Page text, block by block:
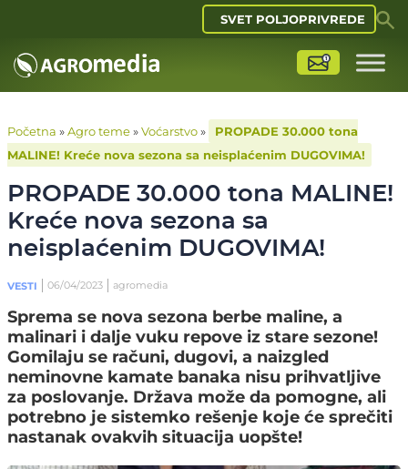
SVET POLJOPRIVREDE
Početna »Agro teme»Voćarstvo»
PROPADE 30.000 tona
MALINE! Kreće nova sezona sa neisplaćenim DUGOVIMA!
PROPADE 30.000 tona MALINE!
Kreće nova sezona sa
neisplaćenim DUGOVIMA!
VESTI 06/04/2023 agromedia
Sprema se nova sezona berbe maline, a
malinari i dalje vuku repove iz stare sezone!
Gomilaju se računi, dugovi, a naizgled
neminovne kamate banaka nisu prihvatljive
za poslovanje. Država može da pomogne, ali
potrebno je sistemko rešenje koje će sprečiti
nastanak ovakvih situacija uopšte!